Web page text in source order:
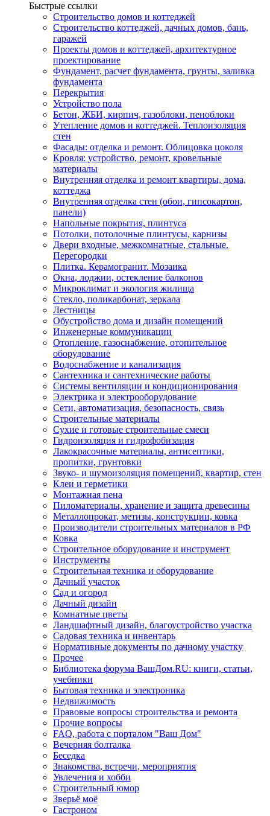
Быстрые ссылки
Строительство домов и коттеджей
Строительство коттеджей, дачных домов, бань,
гаражей
Проекты домов и коттеджей, архитектурное
проектирование
Фундамент, расчет фундамента, грунты, заливка
фундамента
Перекрытия
Устройство пола
Бетон, ЖБИ, кирпич, газоблоки, пеноблоки
Утепление домов и коттеджей. Теплоизоляция
стен
Фасады: отделка и ремонт. Облицовка цоколя
Кровля: устройство, ремонт, кровельные
материалы
Внутренняя отделка и ремонт квартиры, дома,
коттеджа
Внутренняя отделка стен (обои, гипсокартон,
панели)
Напольные покрытия, плинтуса
Потолки, потолочные плинтусы, карнизы
Двери входные, межкомнатные, стальные.
Перегородки
Плитка. Керамогранит. Мозаика
Окна, лоджии, остекление балконов
Микроклимат и экология жилища
Стекло, поликарбонат, зеркала
Лестницы
Обустройство дома и дизайн помещений
Инженерные коммуникации
Отопление, газоснабжение, отопительное
оборудование
Водоснабжение и канализация
Сантехника и сантехнические работы
Системы вентиляции и кондиционирования
Электрика и электрооборудование
Сети, автоматизация, безопасность, связь
Строительные материалы
Сухие и готовые строительные смеси
Гидроизоляция и гидрофобизация
Лакокрасочные материалы, антисептики,
пропитки, грунтовки
Звуко- и шумоизоляция помещений, квартир, стен
Клеи и герметики
Монтажная пена
Пиломатериалы, хранение и защита древесины
Металлопрокат, метизы, конструкции, ковка
Производители строительных материалов в РФ
Ковка
Строительное оборудование и инструмент
Инструменты
Строительная техника и оборудование
Дачный участок
Сад и огород
Дачный дизайн
Комнатные цветы
Ландшафтный дизайн, благоустройство участка
Садовая техника и инвентарь
Нормативные документы по дачному участку
Прочее
Библиотека форума ВашДом.RU: книги, статьи,
учебники
Бытовая техника и электроника
Недвижимость
Правовые вопросы строительства и ремонта
Прочие вопросы
FAQ, работа с порталом "Ваш Дом"
Вечерняя болталка
Беседка
Знакомства, встречи, мероприятия
Увлечения и хобби
Строительный юмор
Зверьё моё
Гастроном